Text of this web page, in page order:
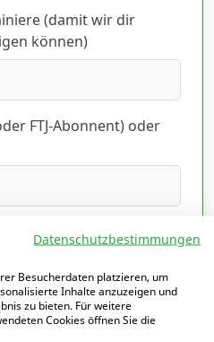
(damit wir dir
können)
FTJ-Abonnent) oder
gelesen
Datenschutzbestimmungen
Besucherdaten platzieren, um
Inhalte anzuzeigen und
zu bieten. Für weitere
Cookies öffnen Sie die